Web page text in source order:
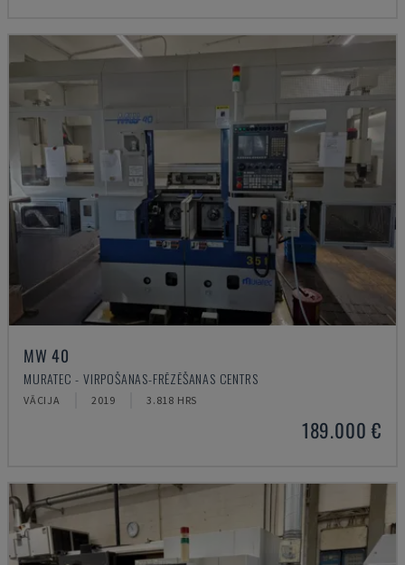
MW 40
MURATEC - VIRPOŠANAS-FRĒZĒŠANAS CENTRS
VĀCIJA 2019 3.818 HRS
189.000 €